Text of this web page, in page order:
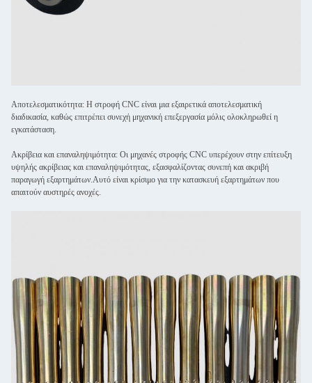
Αποτελεσματικότητα: Η στροφή CNC είναι μια εξαιρετικά αποτελεσματική
διαδικασία, καθώς επιτρέπει συνεχή μηχανική επεξεργασία μόλις ολοκληρωθεί η
εγκατάσταση.
Ακρίβεια και επαναληψιμότητα: Οι μηχανές στροφής CNC υπερέχουν στην επίτευξη
υψηλής ακρίβειας και επαναληψιμότητας, εξασφαλίζοντας συνεπή και ακριβή
παραγωγή εξαρτημάτων.Αυτό είναι κρίσιμο για την κατασκευή εξαρτημάτων που
απαιτούν αυστηρές ανοχές.